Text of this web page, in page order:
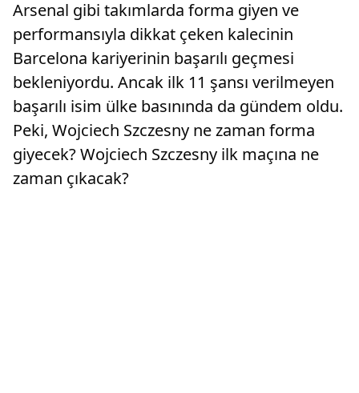
Arsenal gibi takımlarda forma giyen ve
performansıyla dikkat çeken kalecinin
Barcelona kariyerinin başarılı geçmesi
bekleniyordu. Ancak ilk 11 şansı verilmeyen
başarılı isim ülke basınında da gündem oldu.
Peki, Wojciech Szczesny ne zaman forma
giyecek? Wojciech Szczesny ilk maçına ne
zaman çıkacak?